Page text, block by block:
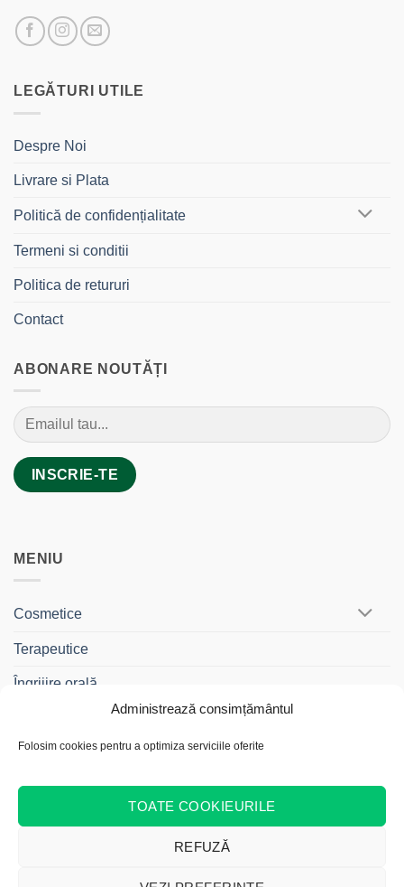
Administrează consimțământul
Folosim cookies pentru a optimiza serviciile oferite
TOATE COOKIEURILE
REFUZĂ
LEGĂTURI UTILE
Despre Noi
Livrare si Plata
Politică de confidențialitate
Termeni si conditii
Politica de retururi
Contact
ABONARE NOUTĂȚI
MENIU
Cosmetice
Terapeutice
Îngrijire orală
Gama Travel
Cadouri și Truse
Bank
Credit
Acest site web folosește cookie-uri pentru a vă îmbunătăți